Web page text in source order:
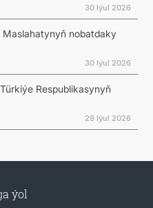
30 Iýul 2026
Maslahatynyň nobatdaky
30 Iýul 2026
Respublikasynyň
29 Iýul 2026
ýol